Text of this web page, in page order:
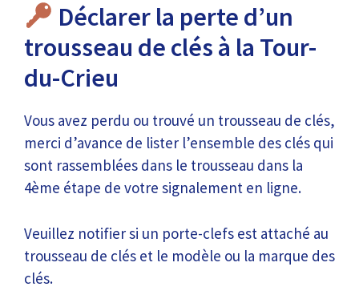
Déclarer la perte d’un
trousseau de clés à la Tour-
du-Crieu
Vous avez perdu ou trouvé un trousseau de clés,
merci d’avance de lister l’ensemble des clés qui
sont rassemblées dans le trousseau dans la
4ème étape de votre signalement en ligne.
Veuillez notifier si un porte-clefs est attaché au
trousseau de clés et le modèle ou la marque des
clés.